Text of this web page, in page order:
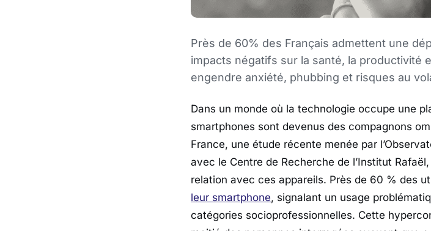
Près de 60% des Français admettent une
impacts négatifs sur la santé, la productivité
engendre anxiété, phubbing et risques au
Dans un monde où la technologie occupe une
smartphones sont devenus des compagnons
France, une étude récente menée par
avec le Centre de Recherche de l’Institut
relation avec ces appareils. Près de 60 % des
leur smartphone, signalant un usage
catégories socioprofessionnelles. Cette